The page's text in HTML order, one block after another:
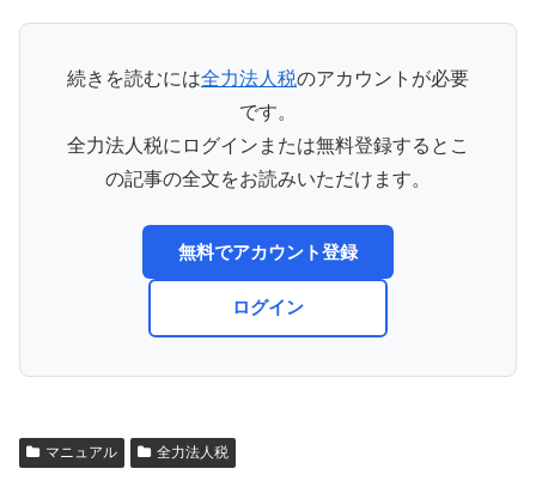
続きを読むには全力法人税のアカウントが必要
です。
全力法人税にログインまたは無料登録するとこ
の記事の全文をお読みいただけます。
無料でアカウント登録
ログイン
マニュアル 全力法人税